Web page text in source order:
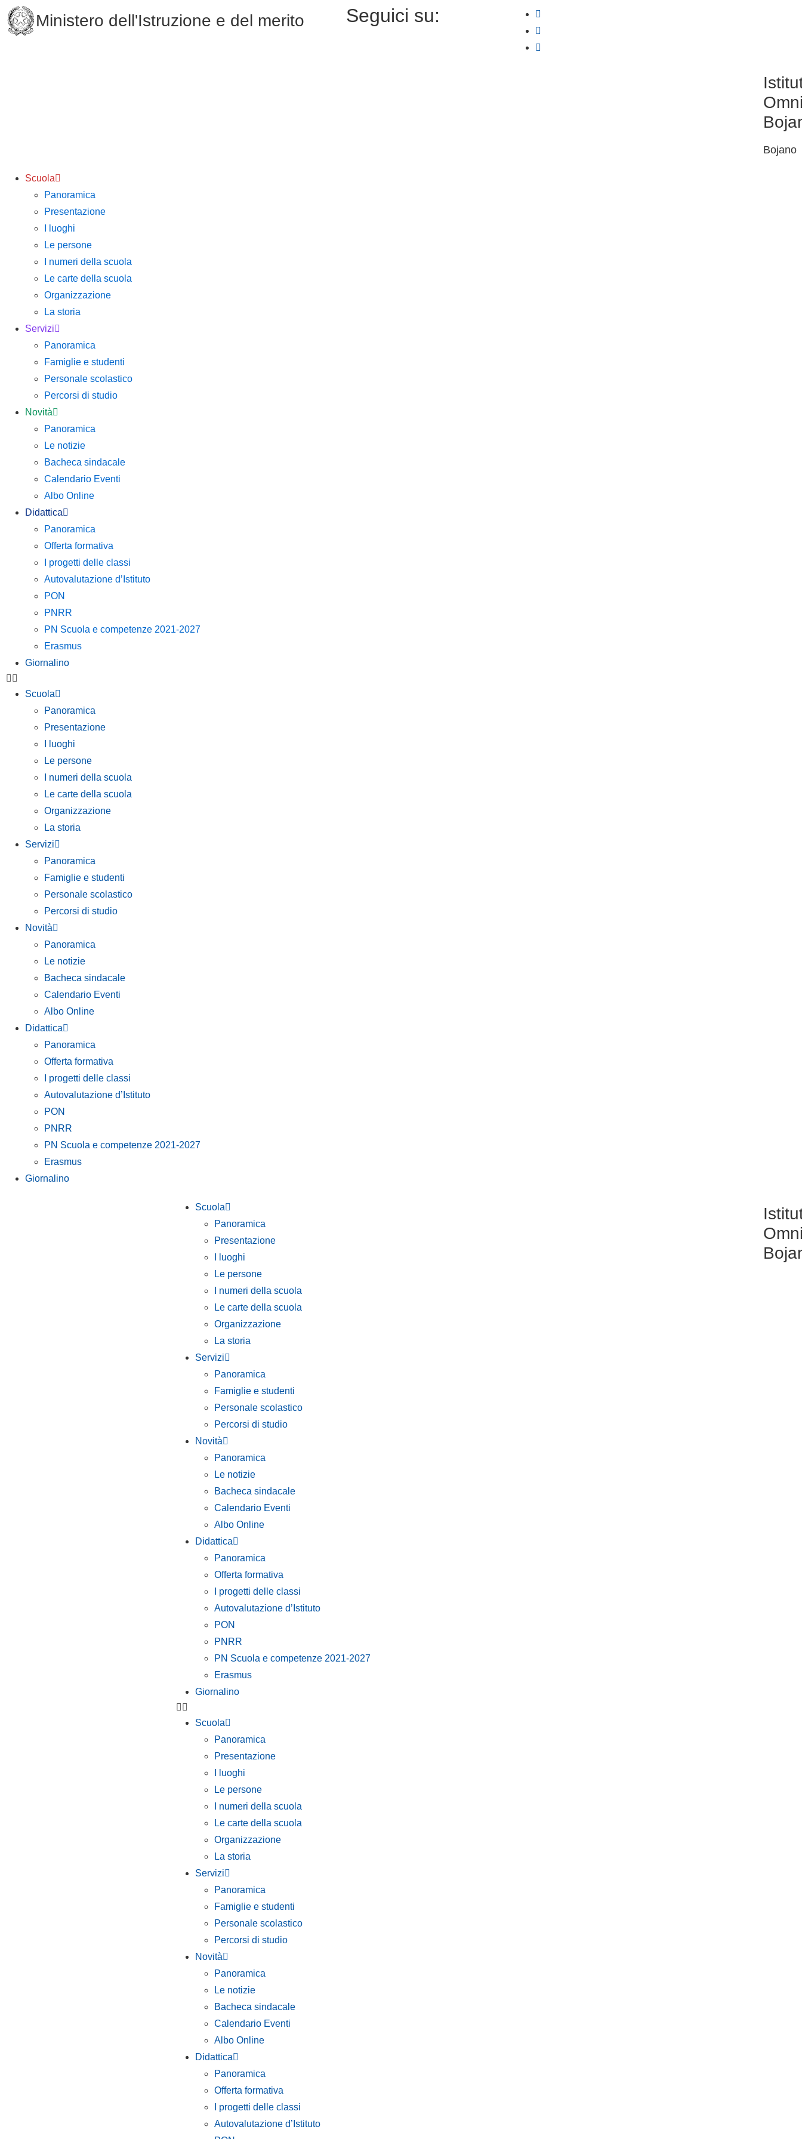
Ministero dell'Istruzione e del merito Seguici su:
Bojano
Scuola
Panoramica
Presentazione
I luoghi
Le persone
I numeri della scuola
Le carte della scuola
Organizzazione
La storia
Servizi
Panoramica
Famiglie e studenti
Personale scolastico
Percorsi di studio
Novità
Panoramica
Le notizie
Bacheca sindacale
Calendario Eventi
Albo Online
Didattica
Panoramica
Offerta formativa
I progetti delle classi
Autovalutazione d’Istituto
PON
PNRR
PN Scuola e competenze 2021-2027
Erasmus
Giornalino
Scuola
Panoramica
Presentazione
I luoghi
Le persone
I numeri della scuola
Le carte della scuola
Organizzazione
La storia
Servizi
Panoramica
Famiglie e studenti
Personale scolastico
Percorsi di studio
Novità
Panoramica
Le notizie
Bacheca sindacale
Calendario Eventi
Albo Online
Didattica
Panoramica
Offerta formativa
I progetti delle classi
Autovalutazione d’Istituto
PON
PNRR
PN Scuola e competenze 2021-2027
Erasmus
Giornalino
Scuola
Panoramica
Presentazione
I luoghi
Le persone
I numeri della scuola
Le carte della scuola
Organizzazione
La storia
Servizi
Panoramica
Famiglie e studenti
Personale scolastico
Percorsi di studio
Novità
Panoramica
Le notizie
Bacheca sindacale
Calendario Eventi
Albo Online
Didattica
Panoramica
Offerta formativa
I progetti delle classi
Autovalutazione d’Istituto
PON
PNRR
PN Scuola e competenze 2021-2027
Erasmus
Giornalino
Scuola
Panoramica
Presentazione
I luoghi
Le persone
I numeri della scuola
Le carte della scuola
Organizzazione
La storia
Servizi
Panoramica
Famiglie e studenti
Personale scolastico
Percorsi di studio
Novità
Panoramica
Le notizie
Bacheca sindacale
Calendario Eventi
Albo Online
Didattica
Panoramica
Offerta formativa
I progetti delle classi
Autovalutazione d’Istituto